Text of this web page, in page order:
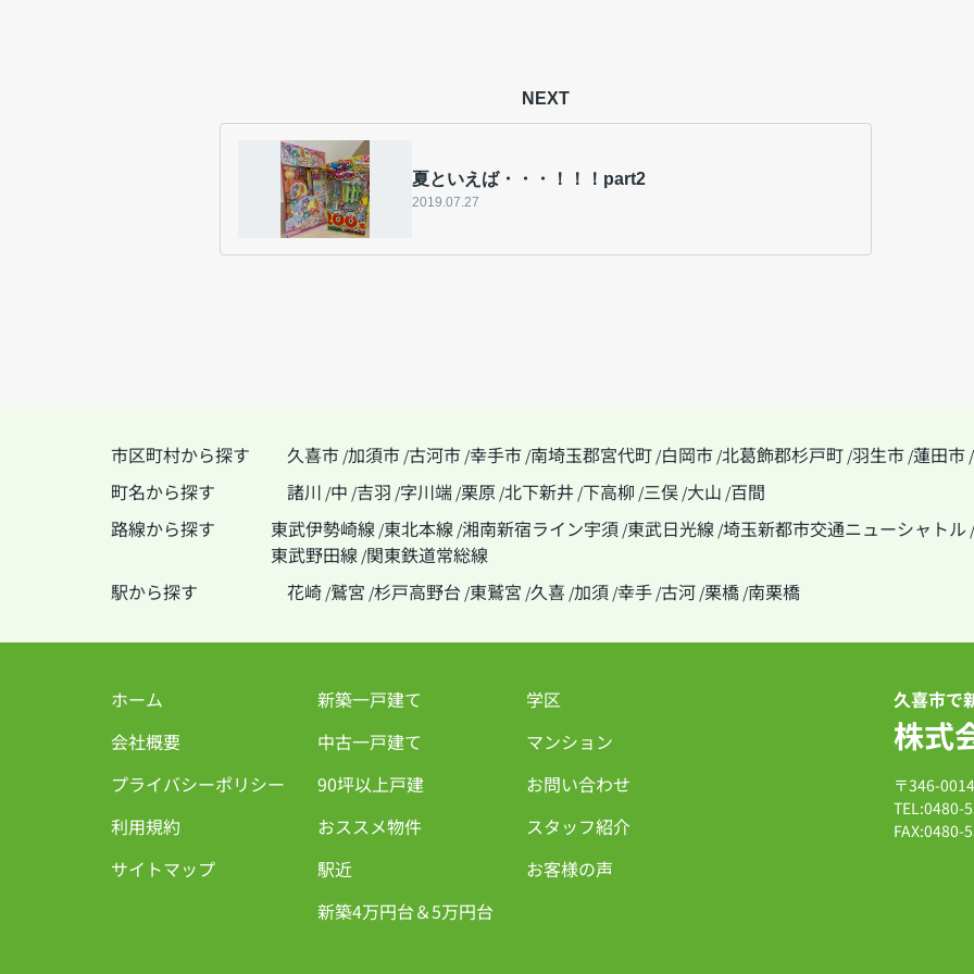
NEXT
夏といえば・・・！！！part2
2019.07.27
市区町村から探す 久喜市 /加須市 /古河市 /幸手市 /南埼玉郡宮代町 /白岡市 /北葛飾郡杉戸町 /羽生市 /蓮田市 /
町名から探す 諸川 /中 /吉羽 /字川端 /栗原 /北下新井 /下高柳 /三俣 /大山 /百間
路線から探す
東武伊勢崎線 /東北本線 /湘南新宿ライン宇須 /東武日光線 /埼玉新都市交通ニューシャトル /
東武野田線 /関東鉄道常総線
駅から探す
花崎 /鷲宮 /杉戸高野台 /東鷲宮 /久喜 /加須 /幸手 /古河 /栗橋 /南栗橋
ホーム
会社概要
プライバシーポリシー
利用規約
サイトマップ
新築一戸建て
中古一戸建て
90坪以上戸建
おススメ物件
駅近
新築4万円台＆5万円台
学区
マンション
お問い合わせ
スタッフ紹介
お客様の声
久喜市で
株式
〒346-
TEL:0480-
FAX:0480-